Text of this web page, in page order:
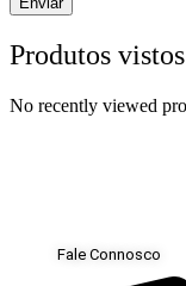
Produtos
No recently viewed
Fale Connosco